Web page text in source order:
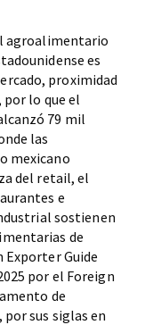
agroalimentario
es
proximidad
lo que el
79 mil
las
mexicano
del retail, el
e
sostienen
de
Exporter Guide
por el Foreign
de
sus siglas en